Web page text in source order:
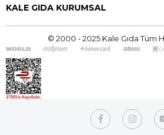
KALE GIDA KURUMSAL
© 2000 - 2025 Kale Gıda Tüm